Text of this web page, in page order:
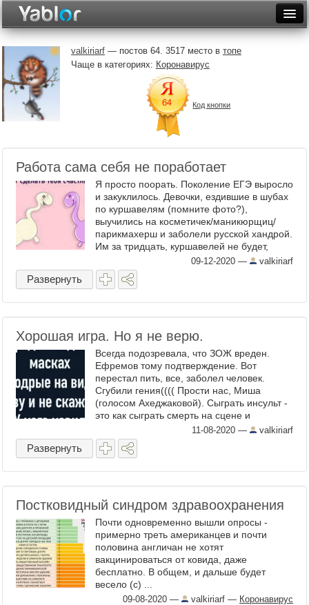
Неделя
Месяц
Рейтинги
Архив
Видеотоп
valkiriarf— постов 64. 3517 место в топе
Чаще в категориях: Коронавирус
Код кнопки
Работа сама себя не поработает
Я просто поорать. Поколение ЕГЭ выросло
и закуклилось. Девочки, ездившие в шубах
по куршавелям (помните фото?),
выучились на косметичек/маникюрщиц/
парикмахерш и заболели русской хандрой.
Им за тридцать, куршавелей не будет,
шубы облысели, суставы болят, нервы ни к
черту, морщины попёрли. ...
09-12-2020 — valkiriarf
Развернуть
Хорошая игра. Но я не верю.
Всегда подозревала, что ЗОЖ вреден.
Ефремов тому подтверждение. Вот
перестал пить, все, заболел человек.
Сгубили гения(((( Прости нас, Миша
(голосом Ахеджаковой). Сыграть инсульт -
это как сыграть смерть на сцене и
сотрясение мозга в кабинете невролога. У
меня таких актёров - полно. А ...
11-08-2020 — valkiriarf
Развернуть
Постковидный синдром здравоохранения
Почти одновременно вышли опросы -
примерно треть американцев и почти
половина англичан не хотят
вакцинироваться от ковида, даже
бесплатно. В общем, и дальше будет
весело (с) ...
09-08-2020 — valkiriarf — Коронавирус